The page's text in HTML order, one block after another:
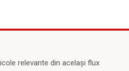
relevante din același flux